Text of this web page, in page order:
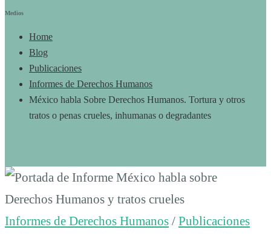
Medios
Home
Blog
Publicaciones
Informes de Derechos Humanos
México habla Sobre Derechos Humanos. Tortura y otros
tratos o penas crueles, inhumanas o degradantes
México
habla
Informes de Derechos Humanos / Publicaciones